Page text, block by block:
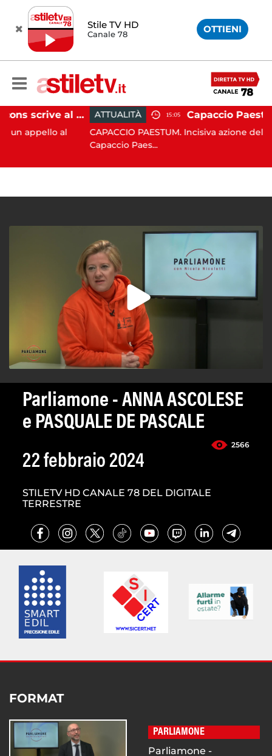
Stile TV HD
Canale 78 OTTIENI
Paestum, Codacons scrive al ministro Giuli: "Rilanciare scavi dell'Anfiteatro nell'area archeologica"
al
ATTUALITÀ 15:05
CAPACCIO PAESTUM. Incisiva azione del Comune
Capaccio Paes...
Parliamone - ANNA ASCOLESE
e PASQUALE DE PASCALE
2566
22 febbraio 2024
STILETV HD CANALE 78 DEL DIGITALE
TERRESTRE
FORMAT
PARLIAMONE
Parliamone -